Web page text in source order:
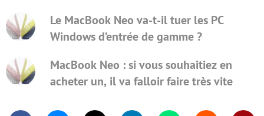
Le MacBook Neo va-t-il tuer les PC
Windows d’entrée de gamme ?
MacBook Neo : si vous souhaitiez en
acheter un, il va falloir faire très vite